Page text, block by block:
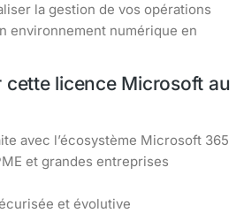
la gestion de vos opérations
environnement numérique en
cette licence Microsoft au
avec l’écosystème Microsoft 365
et grandes entreprises
et évolutive